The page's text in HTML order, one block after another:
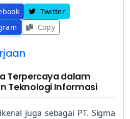
Twitter
Copy
Terpercaya dalam
Teknologi Informasi
juga sebagai PT. Sigma